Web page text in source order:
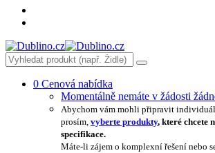
0 Cenová nabídka
Momentálně nemáte v žádosti
Abychom vám mohli připravit
prosím, vyberte produkty, které chcete
specifikace.
Máte-li zájem o komplexní řešení nebo